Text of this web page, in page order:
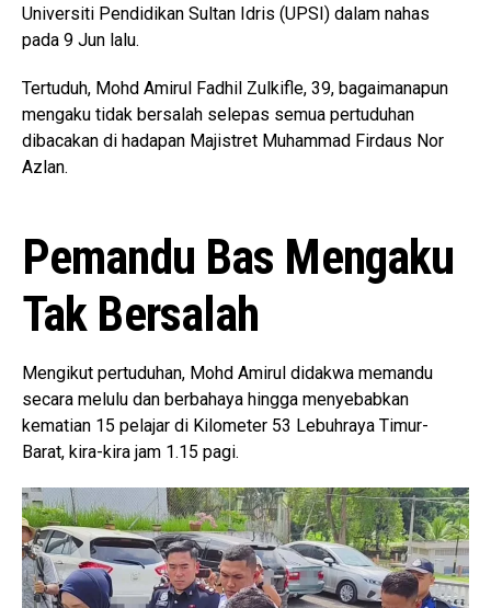
Universiti Pendidikan Sultan Idris (UPSI) dalam nahas
pada 9 Jun lalu.
Tertuduh, Mohd Amirul Fadhil Zulkifle, 39, bagaimanapun
mengaku tidak bersalah selepas semua pertuduhan
dibacakan di hadapan Majistret Muhammad Firdaus Nor
Azlan.
Pemandu Bas Mengaku
Tak Bersalah
Mengikut pertuduhan, Mohd Amirul didakwa memandu
secara melulu dan berbahaya hingga menyebabkan
kematian 15 pelajar di Kilometer 53 Lebuhraya Timur-
Barat, kira-kira jam 1.15 pagi.